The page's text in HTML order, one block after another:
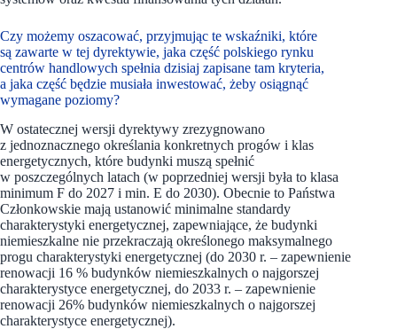
Czy możemy oszacować, przyjmując te wskaźniki, które
są zawarte w tej dyrektywie, jaka część polskiego rynku
centrów handlowych spełnia dzisiaj zapisane tam kryteria,
a jaka część będzie musiała inwestować, żeby osiągnąć
wymagane poziomy?
W ostatecznej wersji dyrektywy zrezygnowano
z jednoznacznego określania konkretnych progów i klas
energetycznych, które budynki muszą spełnić
w poszczególnych latach (w poprzedniej wersji była to klasa
minimum F do 2027 i min. E do 2030). Obecnie to Państwa
Członkowskie mają ustanowić minimalne standardy
charakterystyki energetycznej, zapewniające, że budynki
niemieszkalne nie przekraczają określonego maksymalnego
progu charakterystyki energetycznej (do 2030 r. – zapewnienie
renowacji 16 % budynków niemieszkalnych o najgorszej
charakterystyce energetycznej, do 2033 r. – zapewnienie
renowacji 26% budynków niemieszkalnych o najgorszej
charakterystyce energetycznej).